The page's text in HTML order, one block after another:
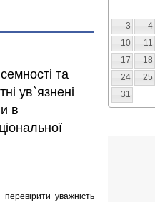
та
ув`язнені
в
уважність
3
4
10
11
17
18
24
25
31